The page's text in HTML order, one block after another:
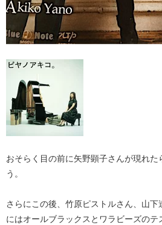
おそらく目の前に矢野顕子さんが現れた
う。
さらにこの後、竹原ピストルさん、山
にはオールブラックスとワラビーズのテ